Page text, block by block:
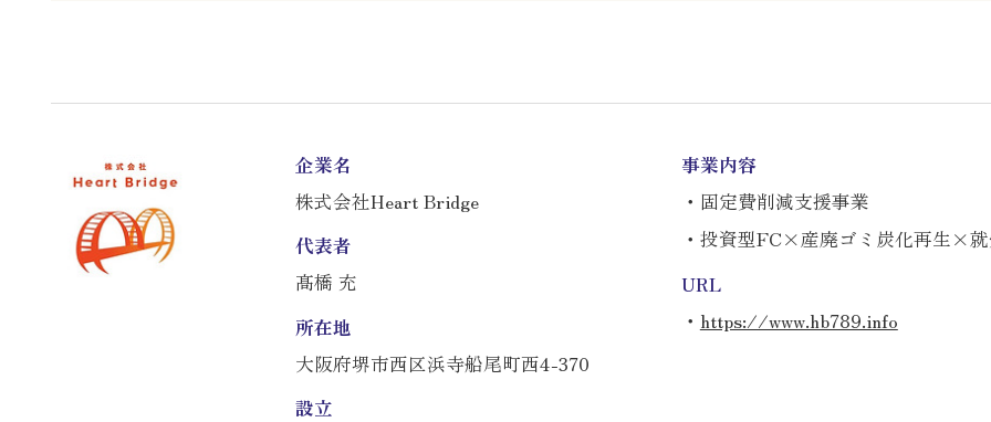
企業名
株式会社Heart Bridge
代表者
髙橋 充
所在地
大阪府堺市西区浜寺船尾町西4-370
設立
事業内容
・固定費削減支援事業
・投資型FC×産廃ゴミ炭化再生×
URL
・ https://www.hb789.info